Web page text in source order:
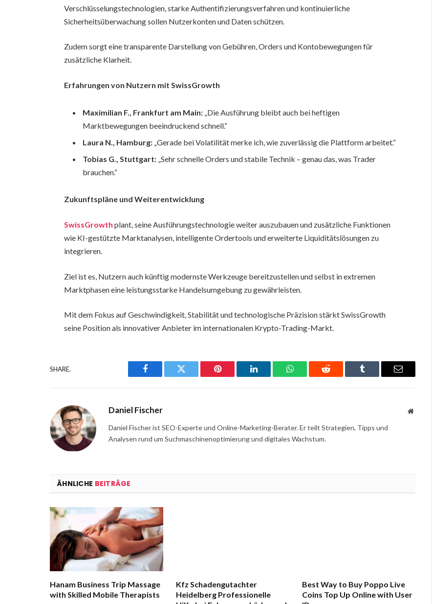
Verschlüsselungstechnologien, starke Authentifizierungsverfahren und kontinuierliche
Sicherheitsüberwachung sollen Nutzerkonten und Daten schützen.
Zudem sorgt eine transparente Darstellung von Gebühren, Orders und Kontobewegungen für
zusätzliche Klarheit.
Erfahrungen von Nutzern mit SwissGrowth
Maximilian F., Frankfurt am Main: „Die Ausführung bleibt auch bei heftigen
Marktbewegungen beeindruckend schnell.“
Laura N., Hamburg: „Gerade bei Volatilität merke ich, wie zuverlässig die Plattform arbeitet.“
Tobias G., Stuttgart: „Sehr schnelle Orders und stabile Technik – genau das, was Trader
brauchen.“
Zukunftspläne und Weiterentwicklung
SwissGrowth plant, seine Ausführungstechnologie weiter auszubauen und zusätzliche Funktionen
wie KI-gestützte Marktanalysen, intelligente Ordertools und erweiterte Liquiditätslösungen zu
integrieren.
Ziel ist es, Nutzern auch künftig modernste Werkzeuge bereitzustellen und selbst in extremen
Marktphasen eine leistungsstarke Handelsumgebung zu gewährleisten.
Mit dem Fokus auf Geschwindigkeit, Stabilität und technologische Präzision stärkt SwissGrowth
seine Position als innovativer Anbieter im internationalen Krypto-Trading-Markt.
SHARE.
Facebook Twitter Pinterest LinkedIn WhatsAppReddit Tumblr Email
Daniel Fischer Website
Daniel Fischer ist SEO-Experte und Online-Marketing-Berater. Er teilt Strategien, Tipps und
Analysen rund um Suchmaschinenoptimierung und digitales Wachstum.
ÄHNLICHE BEITRÄGE
Hanam Business Trip Massage
with Skilled Mobile Therapists
Kfz Schadengutachter
Heidelberg Professionelle
Best Way to Buy Poppo Live
Coins Top Up Online with User